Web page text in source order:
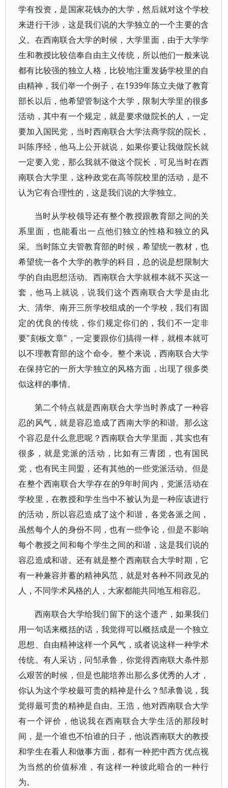
学有投资，是国家花钱办的大学，然后就对这个学校
来进行干涉，这是我们说的大学独立的一个主要的含
义。在西南联合大学的时候，大学里面，由于大学学
生和教授比较信奉自由主义传统，所以他们一般来说
都有比较强的独立人格，比较地注重发扬学校里的自
由精神，我们举一个例子，在1939年陈立夫做了教育
部长以后，他希望管制这个大学，限制大学里的很多
活动，其中有一个规定，就是要求做院长的人，一定
要加入国民党，当时西南联合大学法商学院的院长，
叫陈序经，他马上公开就说，如果你要让我做院长就
一定要入党，那么我就不做这个院长，可见当时在西
南联合大学里，这种政党在高等院校里的活动，是不
认为它有合理性的，这是我们说的大学独立。
当时从学校领导还有整个教授跟教育部之间的关
系里面，也能看出一点他们独立的性格和独立的风
采。当时陈立夫管教育部的时候，希望统一教材，也
希望统一各个大学的教学的科目，总的说是想限制大
学的自由思想活动。西南联合大学就根本就不买这一
套，他马上就说，说我们这个西南联合大学是由北
大、清华、南开三所学校组成的一个学校，我们有固
定的优良的传统，你们规定你们的，我们不一定非
要"刻板文章"，一定要跟你们搞得一样，就根本就可
以不理教育部的这个命令。整个来说，西南联合大学
在保持它的一所大学独立的风格方面，出现了很多类
似这样的事情。
第二个特点就是西南联合大学当时养成了一种容
忍的风气，就是容忍造成了西南大学的和谐。那么这
个容忍是什么意思呢？西南联合大学里面，其实也有
很多，就是党派的活动，比如有三青团，也有国民
党，也有民主同盟，还有其他的一些党派活动。但是
在整个西南联合大学存在的9年时间内，党派活动在
学校里，在教授和学生当中不被认为是一种应该进行
的活动，所以容忍造成了这个和谐，各党各派之间，
虽然每个人的身份不同，也有一些争论，但是不影响
每个教授之间和每个学生之间的和谐，这是我们说的
容忍造成和谐。还有就是整个西南联合大学时期，它
有一种兼容并蓄的精神风范，就是对各种不同政见的
人，不同学术风格的人，大家都能共同地互相容忍。
西南联合大学给我们留下的这个遗产，如果我们
用一句话来概括的话，我觉得可以概括成是一个独立
思想、自由精神这样一个风气，或者说这样一种学术
传统。有人采访，问邹承鲁，你觉得西南联大条件那
么艰苦的时候，但是也能培养出那么多优秀的人才，
你认为这个学校最可贵的精神是什么？邹承鲁说，我
觉得最可贵的精神是自由。王浩，他对西南联合大学
有一个评价，他说我在西南联合大学生活的那段时
间，是一个谁也不怕谁的日子，他说西南联大的教授
和学生在看人和做事方面，都有一种把中西方优点视
为当然的价值标准，有这样一种彼此暗合的一种行
为。